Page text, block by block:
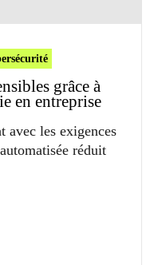
grâce à
en entreprise
avec les exigences
réduit